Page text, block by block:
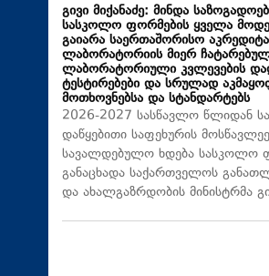
გივი მიქანაძე: მინდა
სასკოლო ფორმების ყველა
გაიარა საერთაშორისო
ლაბორატორიის მიერ
ლაბორატორიული კვლევების
ტესტირებები და სრულად
მოთხოვნებსა და სტანდარტებს
2026-2027 სასწავლო წლიდან
დაწყებითი საფეხურის
სავალდებულო ხდება სასკოლო
განაცხადა საქართველოს
და ახალგაზრდობის მინისტრმა